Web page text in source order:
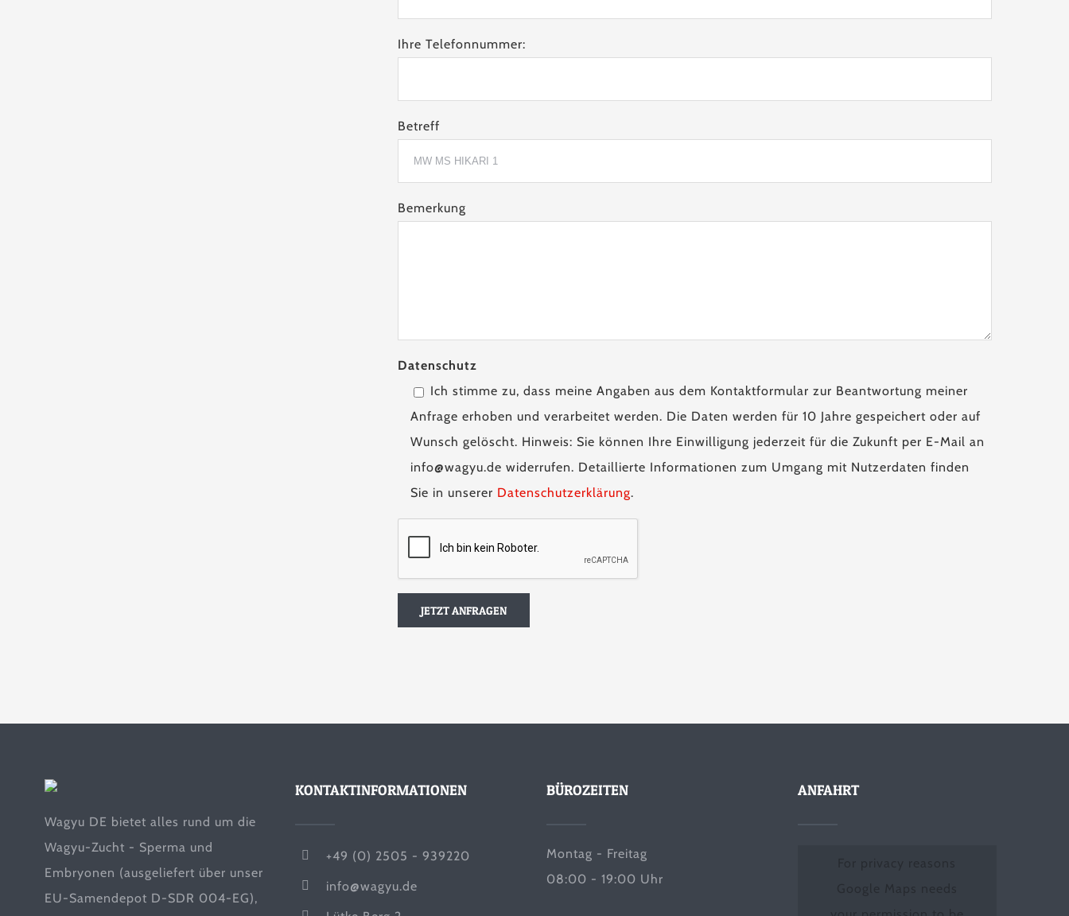
Ihre Telefonnummer:
Betreff
Bemerkung
Datenschutz
Ich stimme zu, dass meine Angaben aus dem Kontaktformular zur Beantwortung meiner
Anfrage erhoben und verarbeitet werden. Die Daten werden für 10 Jahre gespeichert oder auf
Wunsch gelöscht. Hinweis: Sie können Ihre Einwilligung jederzeit für die Zukunft per E-Mail an
info@wagyu.de widerrufen. Detaillierte Informationen zum Umgang mit Nutzerdaten finden
Sie in unserer Datenschutzerklärung.
Wagyu DE bietet alles rund um die
Wagyu-Zucht - Sperma und
Embryonen (ausgeliefert über unser
EU-Samendepot D-SDR 004-EG),
KONTAKTINFORMATIONEN
+49 (0) 2505 - 939220
info@wagyu.de
BÜROZEITEN
Montag - Freitag
08:00 - 19:00 Uhr
ANFAHRT